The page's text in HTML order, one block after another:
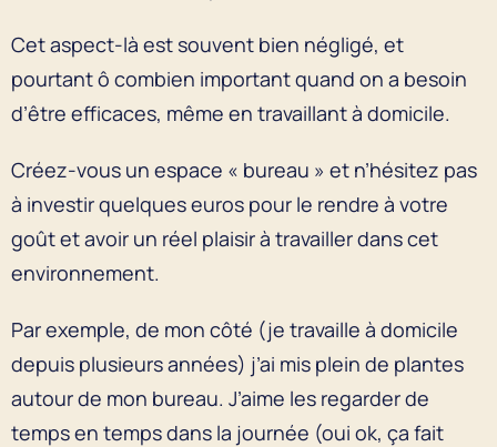
Cet aspect-là est souvent bien négligé, et
pourtant ô combien important quand on a besoin
d’être efficaces, même en travaillant à domicile.
Créez-vous un espace « bureau » et n’hésitez pas
à investir quelques euros pour le rendre à votre
goût et avoir un réel plaisir à travailler dans cet
environnement.
Par exemple, de mon côté (je travaille à domicile
depuis plusieurs années) j’ai mis plein de plantes
autour de mon bureau. J’aime les regarder de
temps en temps dans la journée (oui ok, ça fait